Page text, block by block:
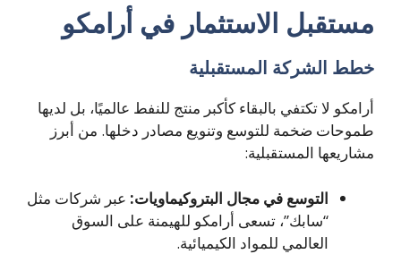
مستقبل الاستثمار في أرامكو
خطط الشركة المستقبلية
أرامكو لا تكتفي بالبقاء كأكبر منتج للنفط عالميًا، بل لديها
طموحات ضخمة للتوسع وتنويع مصادر دخلها. من أبرز
مشاريعها المستقبلية:
التوسع في مجال البتروكيماويات: عبر شركات مثل
“سابك”، تسعى أرامكو للهيمنة على السوق
العالمي للمواد الكيميائية.